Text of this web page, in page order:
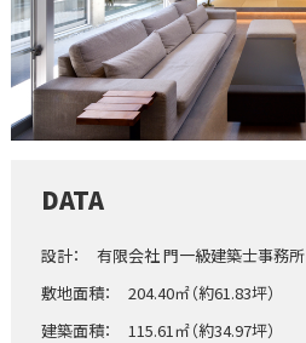
DATA
設計： 有限会社 門一級建築士事務所
敷地面積： 204.40㎡（約61.83坪）
建築面積： 115.61㎡（約34.97坪）